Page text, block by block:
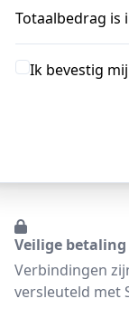
Totaalbedrag is
Ik bevestig
Veilige betaling
Verbindingen
versleuteld met